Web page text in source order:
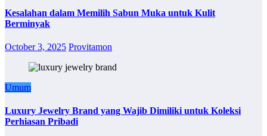
Kesalahan dalam Memilih Sabun Muka untuk Kulit
Berminyak
October 3, 2025 Provitamon
Umum
Luxury Jewelry Brand yang Wajib Dimiliki untuk Koleksi
Perhiasan Pribadi